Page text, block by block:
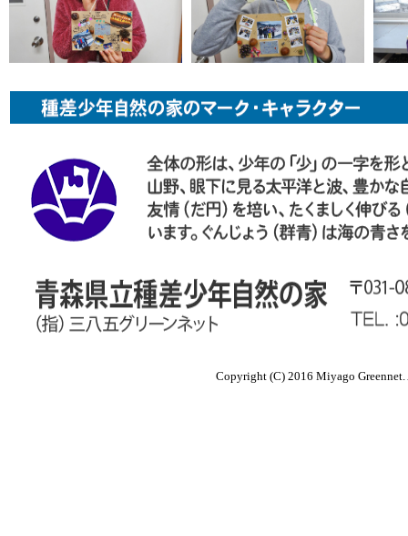
Copyright (C) 2016 Miyago